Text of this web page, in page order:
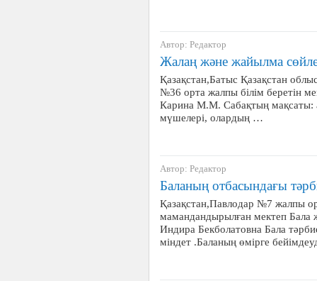
Автор: Редактор
Жалаң және жайылма
Қазақстан,Батыс Қазақстан
№36 орта жалпы білім беретін
Карина М.М. Сабақтың
мүшелері, олардың …
Автор: Редактор
Баланың отбасындағы
Қазақстан,Павлодар №7 жалпы
мамандандырылған мектеп Бала
Индира Бекболатовна Бала
міндет .Баланың өмірге